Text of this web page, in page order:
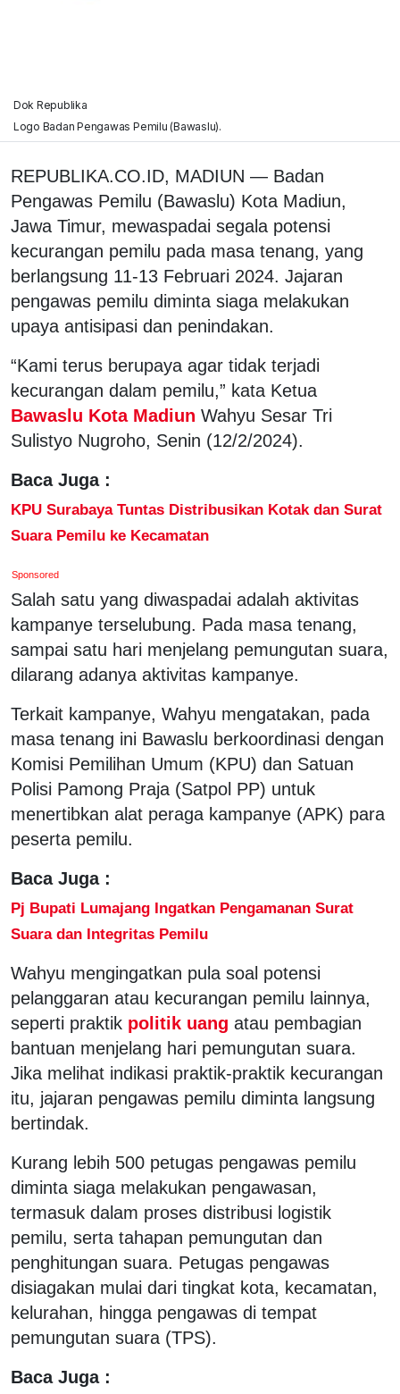
Dok Republika
Logo Badan Pengawas Pemilu (Bawaslu).
REPUBLIKA.CO.ID, MADIUN — Badan
Pengawas Pemilu (Bawaslu) Kota Madiun,
Jawa Timur, mewaspadai segala potensi
kecurangan pemilu pada masa tenang, yang
berlangsung 11-13 Februari 2024. Jajaran
pengawas pemilu diminta siaga melakukan
upaya antisipasi dan penindakan.
“Kami terus berupaya agar tidak terjadi
kecurangan dalam pemilu,” kata Ketua
Bawaslu Kota Madiun Wahyu Sesar Tri
Sulistyo Nugroho, Senin (12/2/2024).
Baca Juga :
KPU Surabaya Tuntas Distribusikan Kotak dan Surat
Suara Pemilu ke Kecamatan
Sponsored
Salah satu yang diwaspadai adalah aktivitas
kampanye terselubung. Pada masa tenang,
sampai satu hari menjelang pemungutan suara,
dilarang adanya aktivitas kampanye.
Terkait kampanye, Wahyu mengatakan, pada
masa tenang ini Bawaslu berkoordinasi dengan
Komisi Pemilihan Umum (KPU) dan Satuan
Polisi Pamong Praja (Satpol PP) untuk
menertibkan alat peraga kampanye (APK) para
peserta pemilu.
Baca Juga :
Pj Bupati Lumajang Ingatkan Pengamanan Surat
Suara dan Integritas Pemilu
Wahyu mengingatkan pula soal potensi
pelanggaran atau kecurangan pemilu lainnya,
seperti praktik politik uang atau pembagian
bantuan menjelang hari pemungutan suara.
Jika melihat indikasi praktik-praktik kecurangan
itu, jajaran pengawas pemilu diminta langsung
bertindak.
Kurang lebih 500 petugas pengawas pemilu
diminta siaga melakukan pengawasan,
termasuk dalam proses distribusi logistik
pemilu, serta tahapan pemungutan dan
penghitungan suara. Petugas pengawas
disiagakan mulai dari tingkat kota, kecamatan,
kelurahan, hingga pengawas di tempat
pemungutan suara (TPS).
Baca Juga :